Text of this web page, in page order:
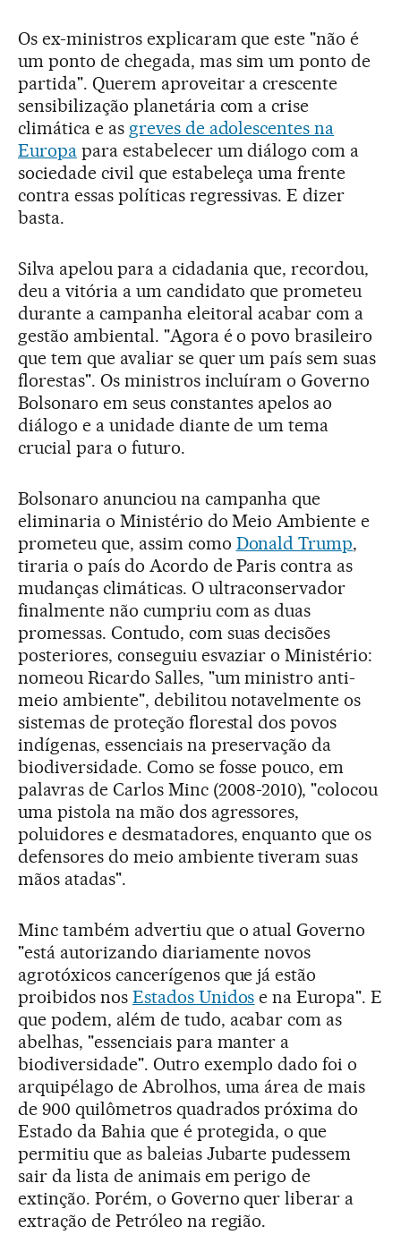
Os ex-ministros explicaram que este "não é
um ponto de chegada, mas sim um ponto de
partida". Querem aproveitar a crescente
sensibilização planetária com a crise
climática e as greves de adolescentes na
Europapara estabelecer um diálogo com a
sociedade civil que estabeleça uma frente
contra essas políticas regressivas. E dizer
basta.
Silva apelou para a cidadania que, recordou,
deu a vitória a um candidato que prometeu
durante a campanha eleitoral acabar com a
gestão ambiental. "Agora é o povo brasileiro
que tem que avaliar se quer um país sem suas
florestas". Os ministros incluíram o Governo
Bolsonaro em seus constantes apelos ao
diálogo e a unidade diante de um tema
crucial para o futuro.
Bolsonaro anunciou na campanha que
eliminaria o Ministério do Meio Ambiente e
prometeu que, assim como Donald Trump,
tiraria o país do Acordo de Paris contra as
mudanças climáticas. O ultraconservador
finalmente não cumpriu com as duas
promessas. Contudo, com suas decisões
posteriores, conseguiu esvaziar o Ministério:
nomeou Ricardo Salles, "um ministro anti-
meio ambiente", debilitou notavelmente os
sistemas de proteção florestal dos povos
indígenas, essenciais na preservação da
biodiversidade. Como se fosse pouco, em
palavras de Carlos Minc (2008-2010), "colocou
uma pistola na mão dos agressores,
poluidores e desmatadores, enquanto que os
defensores do meio ambiente tiveram suas
mãos atadas".
Minc também advertiu que o atual Governo
"está autorizando diariamente novos
agrotóxicos cancerígenos que já estão
proibidos nos Estados Unidos e na Europa". E
que podem, além de tudo, acabar com as
abelhas, "essenciais para manter a
biodiversidade". Outro exemplo dado foi o
arquipélago de Abrolhos, uma área de mais
de 900 quilômetros quadrados próxima do
Estado da Bahia que é protegida, o que
permitiu que as baleias Jubarte pudessem
sair da lista de animais em perigo de
extinção. Porém, o Governo quer liberar a
extração de Petróleo na região.